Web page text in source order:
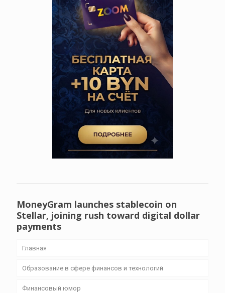
MoneyGram launches stablecoin on
Stellar, joining rush toward digital dollar
payments
Главная
Образование в сфере финансов и технологий
Финансовый юмор